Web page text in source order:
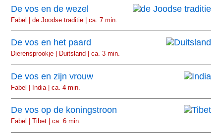
De vos en de wezel
Fabel | de Joodse traditie | ca. 7 min.
De vos en het paard
Dierensprookje | Duitsland | ca. 3 min.
De vos en zijn vrouw
Fabel | India | ca. 4 min.
De vos op de koningstroon
Fabel | Tibet | ca. 6 min.